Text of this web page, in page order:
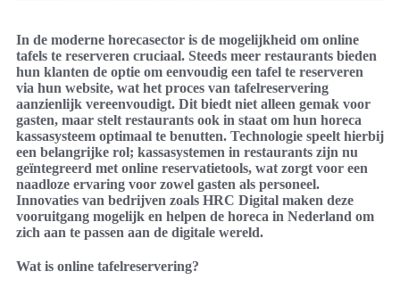
In de moderne horecasector is de mogelijkheid om online
tafels te reserveren cruciaal. Steeds meer restaurants bieden
hun klanten de optie om eenvoudig een tafel te reserveren
via hun website, wat het proces van tafelreservering
aanzienlijk vereenvoudigt. Dit biedt niet alleen gemak voor
gasten, maar stelt restaurants ook in staat om hun horeca
kassasysteem optimaal te benutten. Technologie speelt hierbij
een belangrijke rol; kassasystemen in restaurants zijn nu
geïntegreerd met online reservatietools, wat zorgt voor een
naadloze ervaring voor zowel gasten als personeel.
Innovaties van bedrijven zoals HRC Digital maken deze
vooruitgang mogelijk en helpen de horeca in Nederland om
zich aan te passen aan de digitale wereld.
Wat is online tafelreservering?